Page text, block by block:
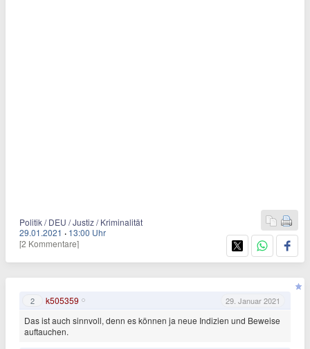
Politik / DEU / Justiz / Kriminalität
29.01.2021 · 13:00 Uhr
[2 Kommentare]
2 k505359 29. Januar 2021
Das ist auch sinnvoll, denn es können ja neue Indizien und Beweise
auftauchen.